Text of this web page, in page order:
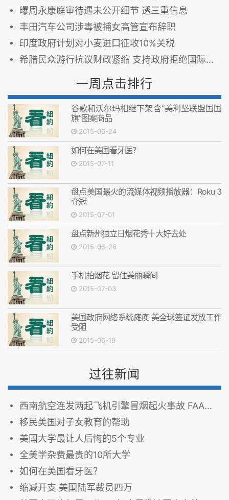
曝周永康庭审待遇未公开细节 透三重信息
丰田汽车公司涉毒被捕女高管宣布辞职
印度政府计划对小麦进口征收10%关税
希腊民众游行抗议财政紧缩 支持政府拒绝国际援助条件
一周点击排行
谷歌和沃尔玛相继下架含“美利坚联盟国国
旗”图案商品
2015-06-24
如何在美国看牙医？
2015-07-11
盘点美国最火的流媒体视频播放器：Roku 3
夺冠
2015-07-01
盘点新州独立日烟花秀十大好去处
2015-06-26
手机拍烟花 留住美丽瞬间
2015-07-03
美国政府网络系统瘫痪 美全球签证发放工作
受阻
2015-06-19
过往新闻
西南航空连发两起飞机引擎冒烟起火事故 FAA调查
移民美国对子女教育的帮助
美国大学最让人后悔的5个专业
全美学杂费最贵的10所大学
如何在美国看牙医？
缩减开支 美国陆军裁员四万